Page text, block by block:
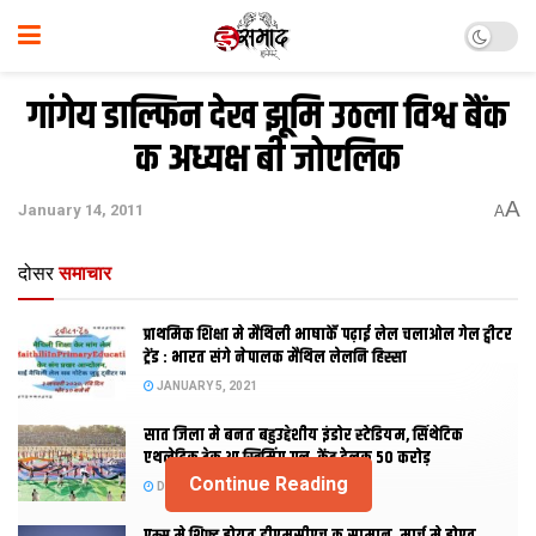
गांगेय डाल्फिन देख झूमि उठला विश्व बैंक
क अध्यक्ष बी जोएलिक
January 14, 2011 AA
दोसर समाचार
प्राथमिक शि‍क्षा मे मैथि‍ली भाषाकेँ पढ़ाई लेल चलाओल गेल ट्वीटर
ट्रेंड : भारत संगे नेपालक मैथिल लेलनि हिस्सा
JANUARY 5, 2021
सात जिला मे बनत बहुउद्देशीय इंडोर स्‍टेडि‍यम, सिंथेटिक
एथलेटिक ट्रेक आ स्विमिंग पुल, केंद्र देलक 50 करोड़
DECEMBER 26, 2020
Continue Reading